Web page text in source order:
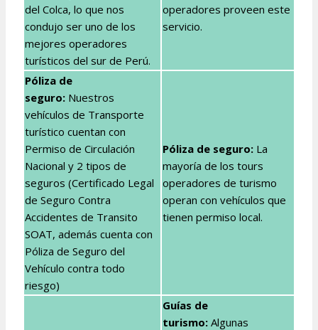
del Colca, lo que nos
condujo ser uno de los
mejores operadores
turísticos del sur de Perú.
operadores proveen este
servicio.
Póliza de
seguro: Nuestros
vehículos de Transporte
turístico cuentan con
Permiso de Circulación
Nacional y 2 tipos de
seguros (Certificado Legal
de Seguro Contra
Accidentes de Transito
SOAT, además cuenta con
Póliza de Seguro del
Vehículo contra todo
riesgo)
Póliza de seguro: La
mayoría de los tours
operadores de turismo
operan con vehículos que
tienen permiso local.
Guías de
turismo: Algunas